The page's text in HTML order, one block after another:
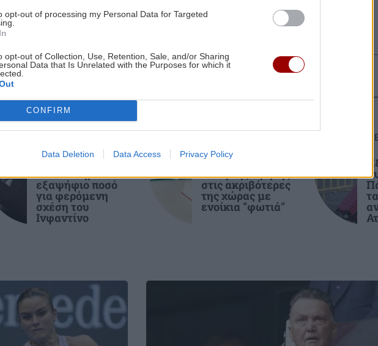
opt-out of processing my Personal Data for Targeted
opt-out of Collection, Use, Retention, Sale, and/or Sharing
Data that Is Unrelated with the Purposes for which it
CONFIRM
Data Deletion Data Access Privacy Policy
09:23
Αρχών νέα «πατέντα» των εργοδοτών
Υποδιευθυντές και Αστυνόμοι Α'
Ηράκλειο: Μία ... περιουσία για
αποκλειστική νοσοκόμα -
Δυσβάσταχτο το κόστος
ΚΡΗΤΗ
ΚΡΗΤΗ
Σητεία: Ολονύχτια η μάχη των
πυροσβεστών - Χωρίς ενεργό μέτωπο η
οι ειδήσεις
UEFA πλήρωσε
εξαψήφιο ποσό
για φερόμενη
σχέση του
Ινφαντίνο
Φοιτητική στέγη:
Πόλη της Κρήτης
στις ακριβότερες
της χώρας με
ενοίκια "φωτιά"